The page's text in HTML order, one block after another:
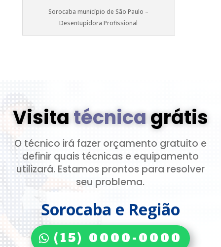
Sorocaba município de São Paulo –
Desentupidora Profissional
Visitatécnicagrátis
O técnico irá fazer orçamento gratuito e
definir quais técnicas e equipamento
utilizará. Estamos prontos para resolver
seu problema.
Sorocaba e Região
(15) 0000-0000